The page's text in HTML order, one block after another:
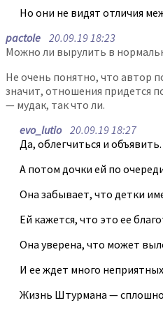
Но они не видят отличия
pactole 20.09.19 18:23
Можно ли вырулить в
Не очень понятно, что автор
значит, отношения придется
— мудак, так что ли.
evo_lutio20.09.19 18:27
Да, облегчиться и объявить.
А потом дочки ей по
Она забывает, что детки
Ей кажется, что это ее
Она уверена, что может
И ее ждет много
Жизнь Штурмана —